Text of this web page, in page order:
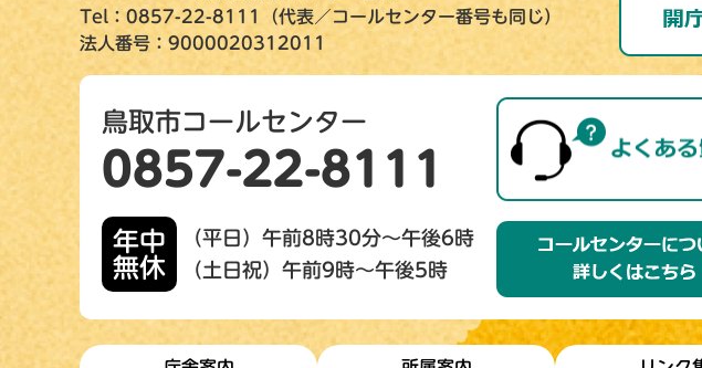
Tel：0857-22-8111（代表／コールセンター番号も同じ）
法人番号：9000020312011
鳥取市コールセンター
0857-22-8111
年中
無休
（平日）午前8時30分～午後6時
（土日祝）午前9時～午後5時